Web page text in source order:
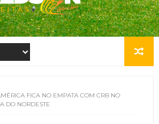
FICA NO EMPATA COM CRB NO
DO NORDESTE